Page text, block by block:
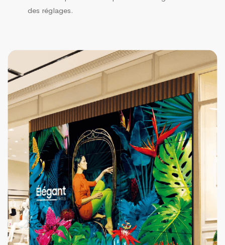
des réglages.